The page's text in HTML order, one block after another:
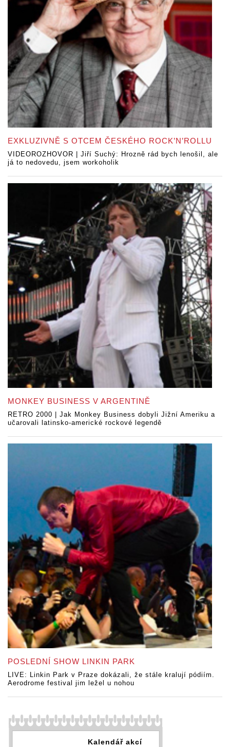
EXKLUZIVNĚ S OTCEM ČESKÉHO ROCK’N’ROLLU
VIDEOROZHOVOR | Jiří Suchý: Hrozně rád bych lenošil, ale
já to nedovedu, jsem workoholik
MONKEY BUSINESS V ARGENTINĚ
RETRO 2000 | Jak Monkey Business dobyli Jižní Ameriku a
učarovali latinsko-americké rockové legendě
POSLEDNÍ SHOW LINKIN PARK
LIVE: Linkin Park v Praze dokázali, že stále kralují pódiím.
Aerodrome festival jim ležel u nohou
Kalendář akcí